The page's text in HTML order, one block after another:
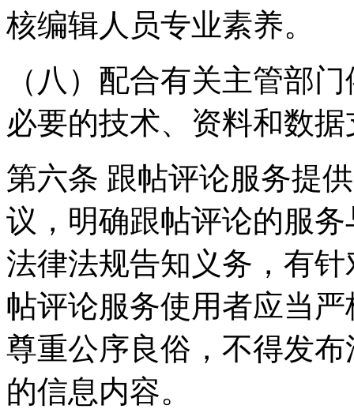
核编辑人员专业素养。
（八）配合有关主管部
必要的技术、资料和数
第六条 跟帖评论服务提
议，明确跟帖评论的服
法律法规告知义务，有
帖评论服务使用者应当
尊重公序良俗，不得发
的信息内容。